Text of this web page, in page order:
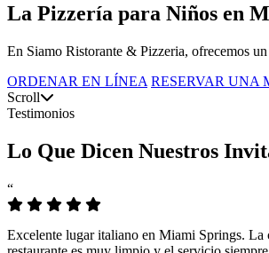
La Pizzería para Niños en
En Siamo Ristorante & Pizzeria, ofrecemos
ORDENAR EN LÍNEA RESERVAR UNA
Scroll
Testimonios
Lo Que Dicen Nuestros
“
Excelente lugar italiano en Miami Springs. La